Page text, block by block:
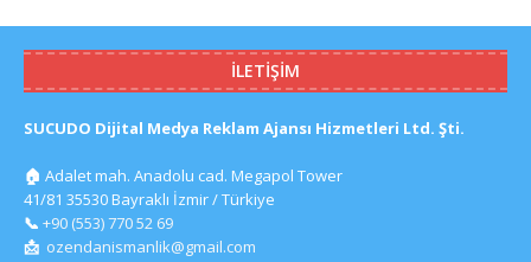
İLETIŞIM
SUCUDO Dijital Medya Reklam Ajansı Hizmetleri Ltd. Şti.
🏠 Adalet mah. Anadolu cad. Megapol Tower
41/81 35530 Bayraklı İzmir / Türkiye
📞 +90 (553) 770 52 69
📩 ozendanismanlik@gmail.com